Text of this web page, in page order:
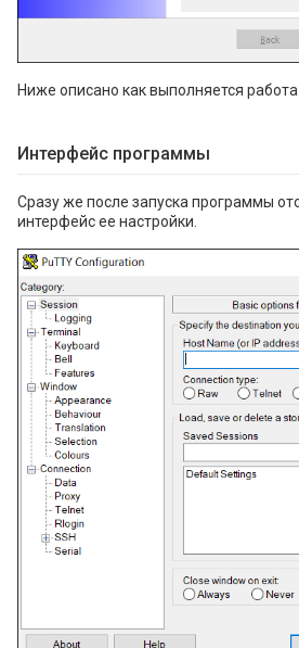
Ниже описано как выполняется работа
Интерфейс программы
Сразу же после запуска программы
интерфейс ее настройки.